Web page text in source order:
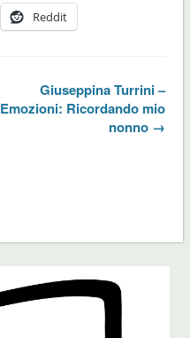
Reddit
Giuseppina Turrini –
Emozioni: Ricordando mio
nonno →